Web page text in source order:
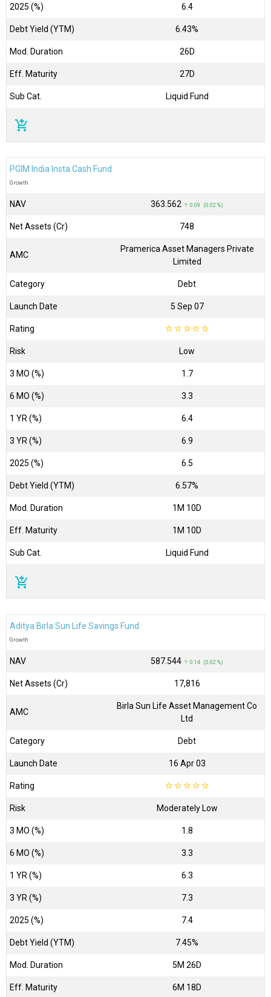
2025 (%) 6.4
Debt Yield (YTM) 6.43%
Mod. Duration 26D
Eff. Maturity 27D
Sub Cat. Liquid Fund
add_shopping_cart
PGIM India Insta Cash Fund
Growth
NAV ₹363.562 ↑ 0.09 (0.02 %)
Net Assets (Cr) ₹748
AMC
Pramerica Asset Managers Private
Limited
Category Debt
Launch Date 5 Sep 07
Rating ☆☆☆☆☆
Risk Low
3 MO (%) 1.7
6 MO (%) 3.3
1 YR (%) 6.4
3 YR (%) 6.9
2025 (%) 6.5
Debt Yield (YTM) 6.57%
Mod. Duration 1M 10D
Eff. Maturity 1M 10D
Sub Cat. Liquid Fund
add_shopping_cart
Aditya Birla Sun Life Savings Fund
Growth
NAV ₹587.544 ↑ 0.14 (0.02 %)
Net Assets (Cr) ₹17,816
AMC
Birla Sun Life Asset Management Co
Ltd
Category Debt
Launch Date 16 Apr 03
Rating ☆☆☆☆☆
Risk Moderately Low
3 MO (%) 1.8
6 MO (%) 3.3
1 YR (%) 6.3
3 YR (%) 7.3
2025 (%) 7.4
Debt Yield (YTM) 7.45%
Mod. Duration 5M 26D
Eff. Maturity 6M 18D